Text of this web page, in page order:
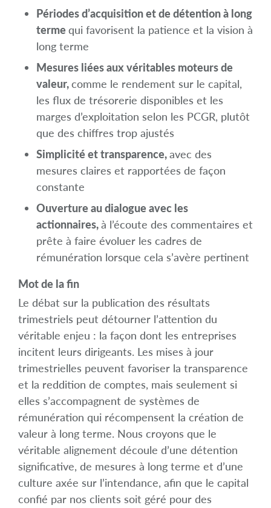
Périodes d’acquisition et de détention à long
terme qui favorisent la patience et la vision à
long terme
Mesures liées aux véritables moteurs de
valeur,comme le rendement sur le capital,
les flux de trésorerie disponibles et les
marges d’exploitation selon les PCGR, plutôt
que des chiffres trop ajustés
Simplicité et transparence,avec des
mesures claires et rapportées de façon
constante
Ouverture au dialogue avec les
actionnaires,à l’écoute des commentaires et
prête à faire évoluer les cadres de
rémunération lorsque cela s’avère pertinent
Mot de la fin
Le débat sur la publication des résultats
trimestriels peut détourner l’attention du
véritable enjeu : la façon dont les entreprises
incitent leurs dirigeants. Les mises à jour
trimestrielles peuvent favoriser la transparence
et la reddition de comptes, mais seulement si
elles s’accompagnent de systèmes de
rémunération qui récompensent la création de
valeur à long terme. Nous croyons que le
véritable alignement découle d’une détention
significative, de mesures à long terme et d’une
culture axée sur l’intendance, afin que le capital
confié par nos clients soit géré pour des